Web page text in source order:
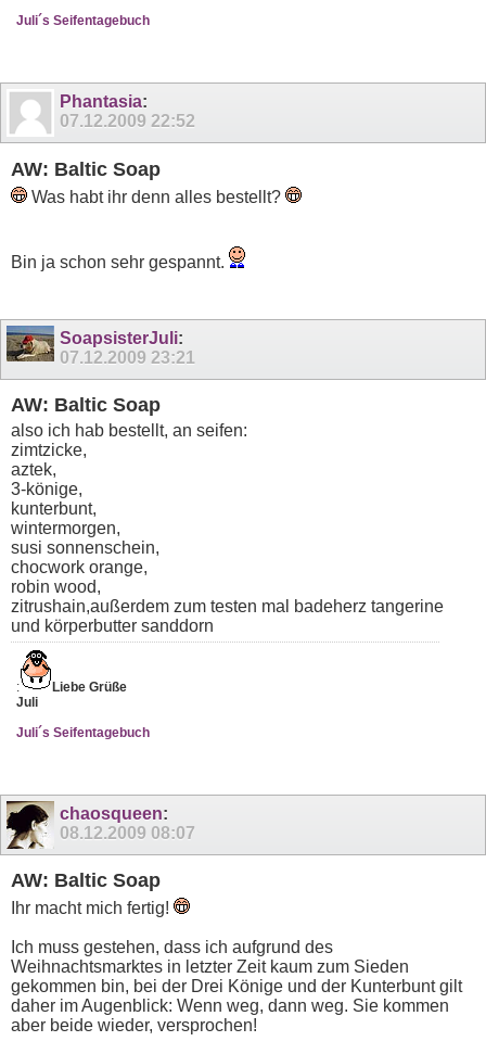
Juli´s Seifentagebuch
Phantasia:
07.12.2009 22:52
AW: Baltic Soap
Was habt ihr denn alles bestellt?
Bin ja schon sehr gespannt.
SoapsisterJuli:
07.12.2009 23:21
AW: Baltic Soap
also ich hab bestellt, an seifen:
zimtzicke,
aztek,
3-könige,
kunterbunt,
wintermorgen,
susi sonnenschein,
chocwork orange,
robin wood,
zitrushain,außerdem zum testen mal badeherz tangerine
und körperbutter sanddorn
:
Liebe Grüße
Juli
Juli´s Seifentagebuch
chaosqueen:
08.12.2009 08:07
AW: Baltic Soap
Ihr macht mich fertig!
Ich muss gestehen, dass ich aufgrund des
Weihnachtsmarktes in letzter Zeit kaum zum Sieden
gekommen bin, bei der Drei Könige und der Kunterbunt gilt
daher im Augenblick: Wenn weg, dann weg. Sie kommen
aber beide wieder, versprochen!